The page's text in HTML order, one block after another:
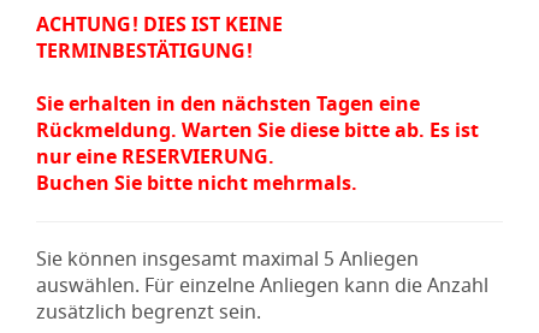
ACHTUNG! DIES IST KEINE
TERMINBESTÄTIGUNG!
Sie erhalten in den nächsten Tagen eine
Rückmeldung. Warten Sie diese bitte ab. Es ist
nur eine RESERVIERUNG.
Buchen Sie bitte nicht mehrmals.
Sie können insgesamt maximal 5 Anliegen
auswählen. Für einzelne Anliegen kann die Anzahl
zusätzlich begrenzt sein.